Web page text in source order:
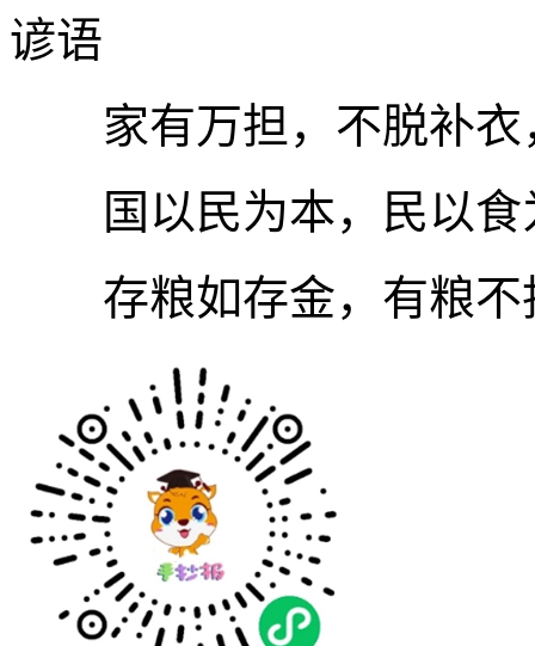
谚语
家有万担，不脱补衣
国以民为本，民以食
存粮如存金，有粮不